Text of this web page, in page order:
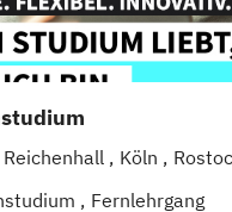
Reichenhall Köln
Frankfurt am Main
Fernlehrgang